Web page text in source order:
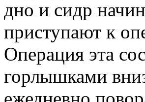
дно и сидр
приступают к
Операция эта
горлышками